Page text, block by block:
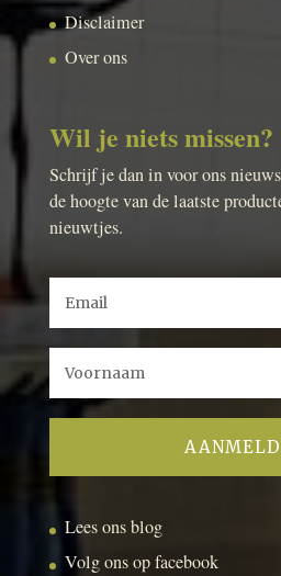
Disclaimer
Over ons
Wil je niets missen?
Schrijf je dan in voor ons
de hoogte van de laatste
nieuwtjes.
Lees ons blog
Volg ons op facebook